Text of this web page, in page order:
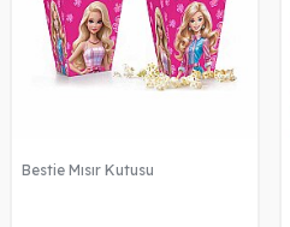
Bestie Mısır Kutusu